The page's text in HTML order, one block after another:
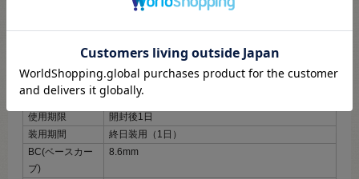
商品詳細 ※必ずご確認ください
ピアコンタクトアクア
度数展開
±0.00～-10.00
1箱10枚入
使用期限
開封後1日
装用期間
終日装用（1日）
BC(ベースカー
ブ)
8.6mm